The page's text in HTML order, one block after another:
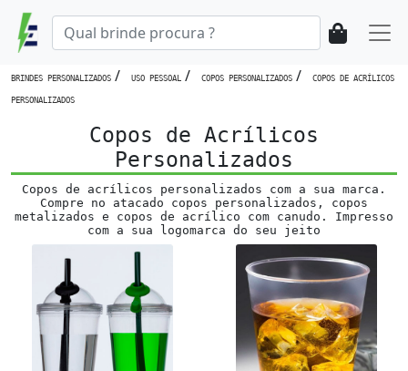
BRINDES PERSONALIZADOS / USO PESSOAL / COPOS PERSONALIZADOS / COPOS DE ACRÍLICOS
PERSONALIZADOS
Copos de Acrílicos
Personalizados
Copos de acrílicos personalizados com a sua marca.
Compre no atacado copos personalizados, copos
metalizados e copos de acrílico com canudo. Impresso
com a sua logomarca do seu jeito